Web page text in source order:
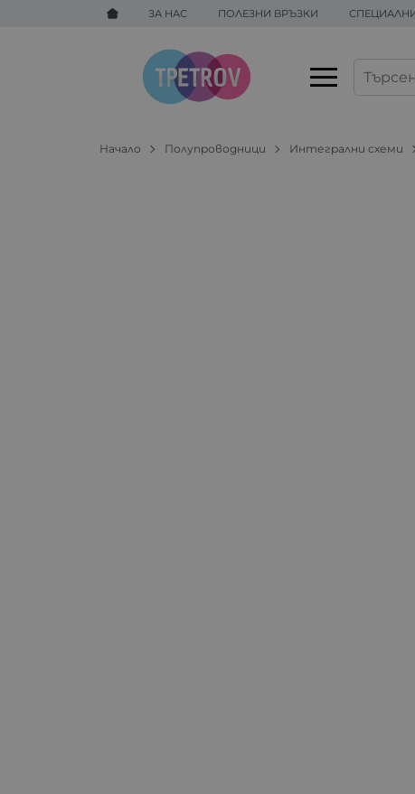
ЗА НАС ПОЛЕЗНИ ВРЪЗКИ
Начало Полупроводници Интегрални схеми